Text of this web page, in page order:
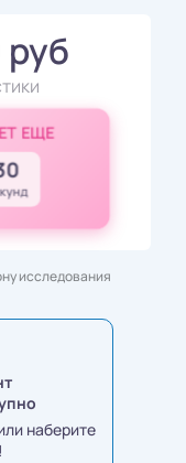
ЕЩЕ
исследования
наберите